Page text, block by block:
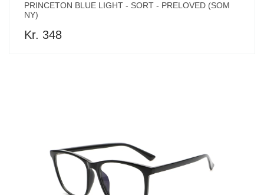
PRINCETON BLUE LIGHT - SORT - PRELOVED (SOM
NY)
Kr. 348